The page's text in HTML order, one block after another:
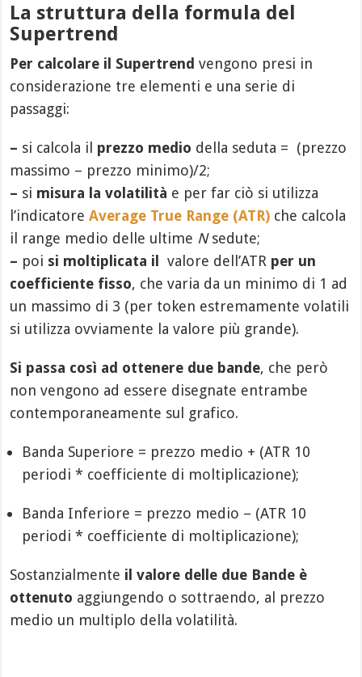
La struttura della formula del
Supertrend
Per calcolare il Supertrendvengono presi in
considerazione tre elementi e una serie di
passaggi:
– si calcola il prezzo medio della seduta = (prezzo
massimo – prezzo minimo)/2;
– si misura la volatilità e per far ciò si utilizza
l’indicatoreAverage True Range (ATR) che calcola
il range medio delle ultime Nsedute;
– poi si moltiplicata ilvalore dell’ATR per un
coefficiente fisso, che varia da un minimo di 1 ad
un massimo di 3 (per token estremamente volatili
si utilizza ovviamente la valore più grande).
Si passa così ad ottenere due bande, che però
non vengono ad essere disegnate entrambe
contemporaneamente sul grafico.
Banda Superiore = prezzo medio + (ATR 10
periodi * coefficiente di moltiplicazione);
Banda Inferiore = prezzo medio – (ATR 10
periodi * coefficiente di moltiplicazione);
Sostanzialmente il valore delle due Bande è
ottenuto aggiungendo o sottraendo, al prezzo
medio un multiplo della volatilità.